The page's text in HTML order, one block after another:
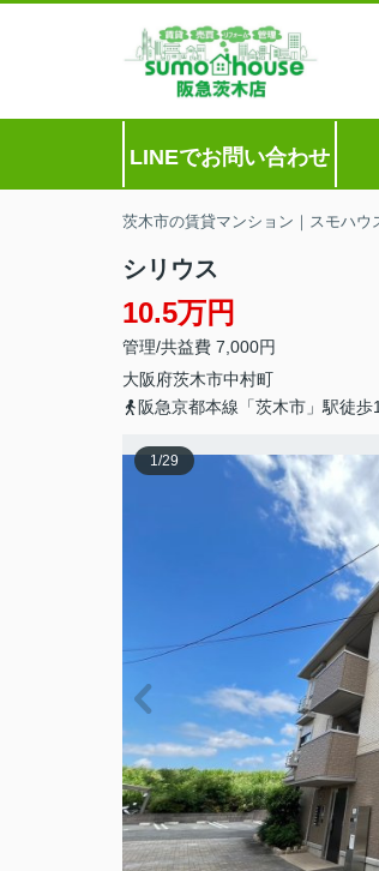
LINEでお問い合わせ
茨木市の賃貸マンション｜スモハウ
シリウス
10.5万円
管理/共益費 7,000円
大阪府茨木市中村町
阪急京都本線「茨木市」駅徒歩
1/29